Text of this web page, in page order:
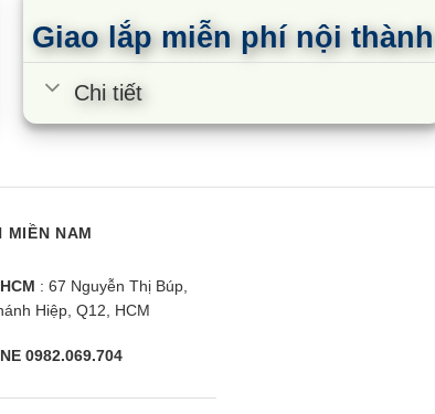
FHD Google
Giao lắp miễn phí nội thành
Chi tiết
MIỀN NAM
: 67 Nguyễn Thị Búp,
Hiệp, Q12, HCM
0982.069.704